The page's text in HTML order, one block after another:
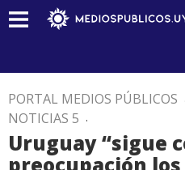
PORTAL MEDIOS PÚBLICOS
NOTICIAS 5 .
Uruguay “sigue